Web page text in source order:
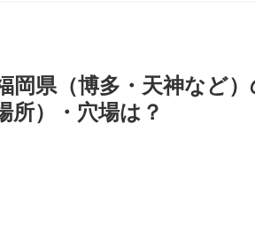
岡県（博多・天神など
所）・穴場は？